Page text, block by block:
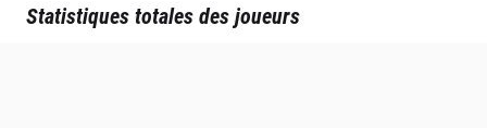
Statistiques totales des joueurs